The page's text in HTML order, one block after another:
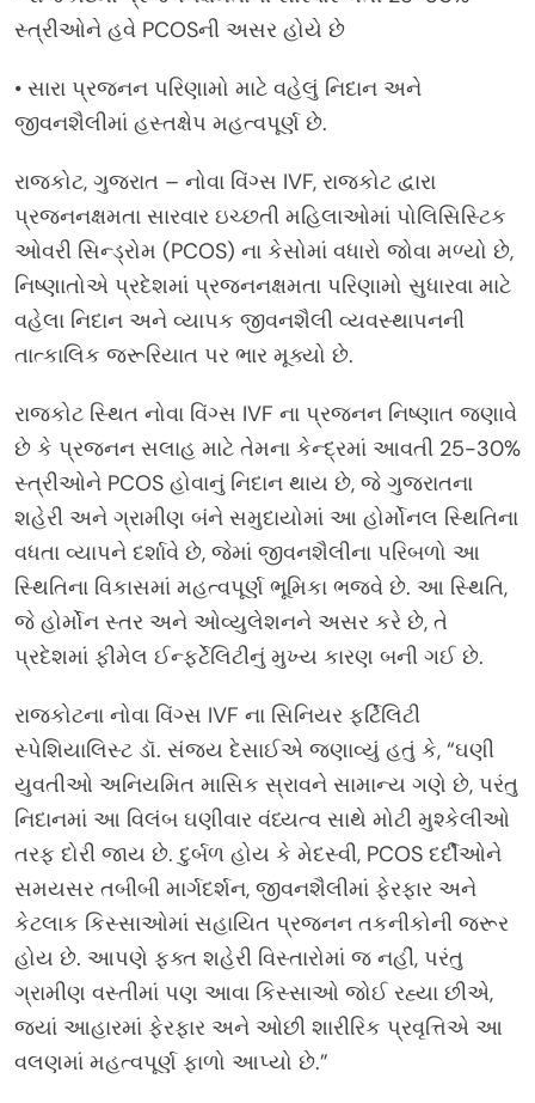
સ્ત્રીઓને હવે PCOSની અસર હોયે છે
• સારા પ્રજનન પરિણામો માટે વહેલું નિદાન અને
જીવનશૈલીમાં હસ્તક્ષેપ મહત્વપૂર્ણ છે.
રાજકોટ, ગુજરાત – નોવા વિંગ્સ IVF, રાજકોટ દ્વારા
પ્રજનનક્ષમતા સારવાર ઇચ્છતી મહિલાઓમાં પોલિસિસ્ટિક
ઓવરી સિન્ડ્રોમ (PCOS) ના કેસોમાં વધારો જોવા મળ્યો છે,
નિષ્ણાતોએ પ્રદેશમાં પ્રજનનક્ષમતા પરિણામો સુધારવા માટે
વહેલા નિદાન અને વ્યાપક જીવનશૈલી વ્યવસ્થાપનની
તાત્કાલિક જરૂરિયાત પર ભાર મૂક્યો છે.
રાજકોટ સ્થિત નોવા વિંગ્સ IVF ના પ્રજનન નિષ્ણાત જણાવે
છે કે પ્રજનન સલાહ માટે તેમના કેન્દ્રમાં આવતી 25-30%
સ્ત્રીઓને PCOS હોવાનું નિદાન થાય છે, જે ગુજરાતના
શહેરી અને ગ્રામીણ બંને સમુદાયોમાં આ હોર્મોનલ સ્થિતિના
વધતા વ્યાપને દર્શાવે છે, જેમાં જીવનશૈલીના પરિબળો આ
સ્થિતિના વિકાસમાં મહત્વપૂર્ણ ભૂમિકા ભજવે છે. આ સ્થિતિ,
જે હોર્મોન સ્તર અને ઓવ્યુલેશનને અસર કરે છે, તે
પ્રદેશમાં ફીમેલ ઈન્ફર્ટેલિટીનું મુખ્ય કારણ બની ગઈ છે.
રાજકોટના નોવા વિંગ્સ IVF ના સિનિયર ફર્ટિલિટી
સ્પેશિયાલિસ્ટ ડૉ. સંજય દેસાઈએ જણાવ્યું હતું કે, “ઘણી
યુવતીઓ અનિયમિત માસિક સ્રાવને સામાન્ય ગણે છે, પરંતુ
નિદાનમાં આ વિલંબ ઘણીવાર વંધ્યત્વ સાથે મોટી મુશ્કેલીઓ
તરફ દોરી જાય છે. દુર્બળ હોય કે મેદસ્વી, PCOS દર્દીઓને
સમયસર તબીબી માર્ગદર્શન, જીવનશૈલીમાં ફેરફાર અને
કેટલાક કિસ્સાઓમાં સહાયિત પ્રજનન તકનીકોની જરૂર
હોય છે. આપણે ફક્ત શહેરી વિસ્તારોમાં જ નહીં, પરંતુ
ગ્રામીણ વસ્તીમાં પણ આવા કિસ્સાઓ જોઈ રહ્યા છીએ,
જ્યાં આહારમાં ફેરફાર અને ઓછી શારીરિક પ્રવૃત્તિએ આ
વલણમાં મહત્વપૂર્ણ ફાળો આપ્યો છે.”